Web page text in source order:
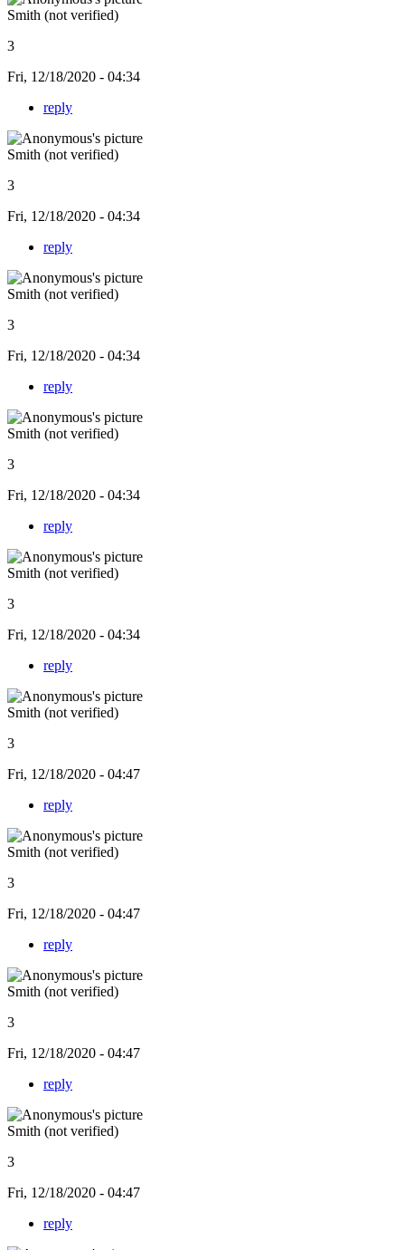
Smith (not verified)
3
Fri, 12/18/2020 - 04:34
reply
Smith (not verified)
3
Fri, 12/18/2020 - 04:34
reply
Smith (not verified)
3
Fri, 12/18/2020 - 04:34
reply
Smith (not verified)
3
Fri, 12/18/2020 - 04:34
reply
Smith (not verified)
3
Fri, 12/18/2020 - 04:34
reply
Smith (not verified)
3
Fri, 12/18/2020 - 04:47
reply
Smith (not verified)
3
Fri, 12/18/2020 - 04:47
reply
Smith (not verified)
3
Fri, 12/18/2020 - 04:47
reply
Smith (not verified)
3
Fri, 12/18/2020 - 04:47
reply